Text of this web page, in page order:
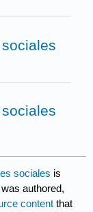
sociales is
authored,
content that